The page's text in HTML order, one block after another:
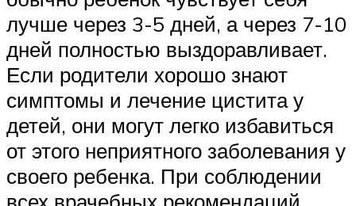
лучше через 3-5 дней, а через 7-10
дней полностью выздоравливает.
Если родители хорошо знают
симптомы и лечение цистита у
детей, они могут легко избавиться
от этого неприятного заболевания у
своего ребенка. При соблюдении